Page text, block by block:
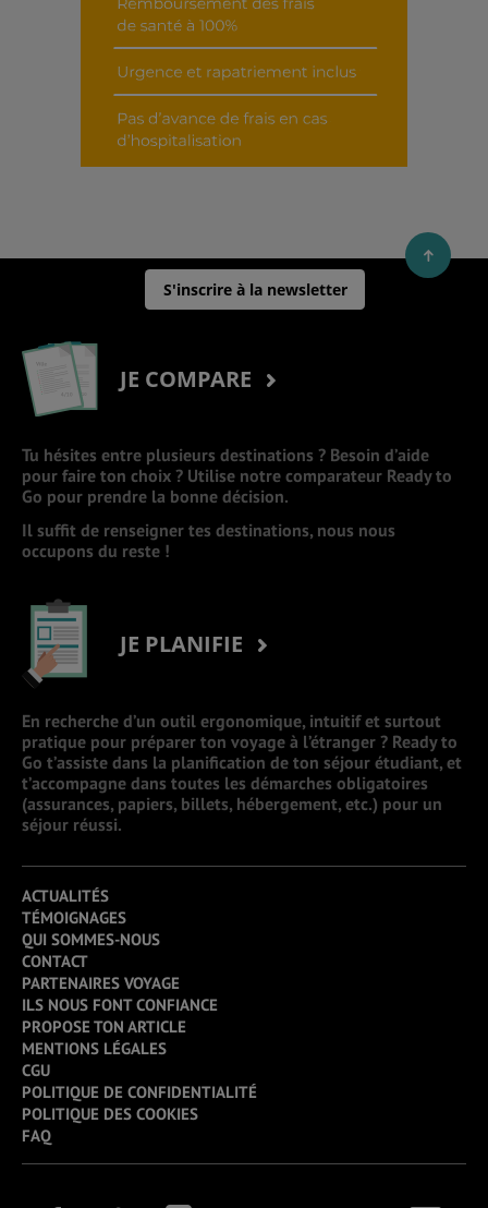
S'inscrire à la newsletter
JE COMPARE
Tu hésites entre plusieurs destinations ? Besoin d’aide
pour faire ton choix ? Utilise notre comparateur Ready to
Go pour prendre la bonne décision.
Il suffit de renseigner tes destinations, nous nous
occupons du reste !
JE PLANIFIE
En recherche d’un outil ergonomique, intuitif et surtout
pratique pour préparer ton voyage à l’étranger ? Ready to
Go t’assiste dans la planification de ton séjour étudiant, et
t’accompagne dans toutes les démarches obligatoires
(assurances, papiers, billets, hébergement, etc.) pour un
séjour réussi.
ACTUALITÉS
TÉMOIGNAGES
QUI SOMMES-NOUS
CONTACT
PARTENAIRES VOYAGE
ILS NOUS FONT CONFIANCE
PROPOSE TON ARTICLE
MENTIONS LÉGALES
CGU
POLITIQUE DE CONFIDENTIALITÉ
POLITIQUE DES COOKIES
FAQ